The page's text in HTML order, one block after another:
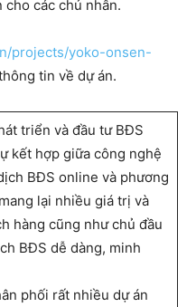
các chủ nhân.
projects/yoko-onsen-
tin về dự án.
triển và đầu tư BĐS
kết hợp giữa công nghệ
BĐS online và phương
lại nhiều giá trị và
hàng cũng như chủ đầu
BĐS dễ dàng, minh
phối rất nhiều dự án